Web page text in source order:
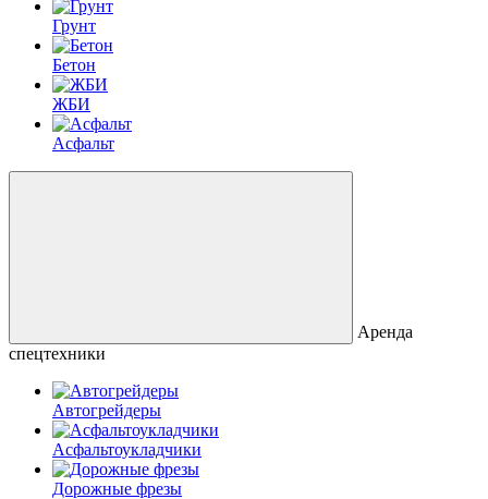
Грунт
Бетон
ЖБИ
Асфальт
Аренда
спецтехники
Автогрейдеры
Асфальто­укладчики
Дорожные фрезы